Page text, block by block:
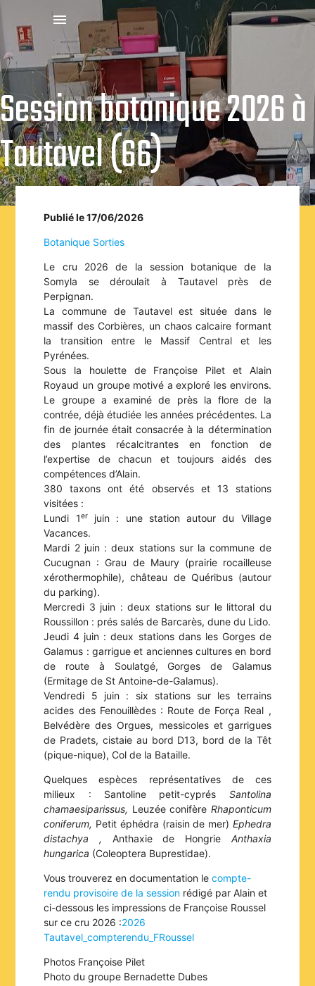
menu
Session botanique 2026 à
Tautavel (66)
Publié le 17/06/2026
Botanique Sorties
Le cru 2026 de la session botanique de la
Somyla se déroulait à Tautavel près de
Perpignan.
La commune de Tautavel est située dans le
massif des Corbières, un chaos calcaire formant
la transition entre le Massif Central et les
Pyrénées.
Sous la houlette de Françoise Pilet et Alain
Royaud un groupe motivé a exploré les environs.
Le groupe a examiné de près la flore de la
contrée, déjà étudiée les années précédentes. La
fin de journée était consacrée à la détermination
des plantes récalcitrantes en fonction de
l’expertise de chacun et toujours aidés des
compétences d’Alain.
380 taxons ont été observés et 13 stations
visitées :
Lundi 1erjuin : une station autour du Village
Vacances.
Mardi 2 juin : deux stations sur la commune de
Cucugnan : Grau de Maury (prairie rocailleuse
xérothermophile), château de Quéribus (autour
du parking).
Mercredi 3 juin : deux stations sur le littoral du
Roussillon : prés salés de Barcarès, dune du Lido.
Jeudi 4 juin : deux stations dans les Gorges de
Galamus : garrigue et anciennes cultures en bord
de route à Soulatgé, Gorges de Galamus
(Ermitage de St Antoine-de-Galamus).
Vendredi 5 juin : six stations sur les terrains
acides des Fenouillèdes : Route de Força Real ,
Belvédère des Orgues, messicoles et garrigues
de Pradets, cistaie au bord D13, bord de la Têt
(pique-nique), Col de la Bataille.
Quelques espèces représentatives de ces
milieux : Santoline petit-cyprés Santolina
chamaesiparissus, Leuzée conifère Rhaponticum
coniferum, Petit éphédra (raisin de mer) Ephedra
distachya , Anthaxie de HongrieAnthaxia
hungarica (Coleoptera Buprestidae).
Vous trouverez en documentation lecompte-
rendu provisoire de la session rédigé par Alain et
ci-dessous les impressions de Françoise Roussel
sur ce cru 2026 :2026
Tautavel_compterendu_FRoussel
Photos Françoise Pilet
Photo du groupe Bernadette Dubes